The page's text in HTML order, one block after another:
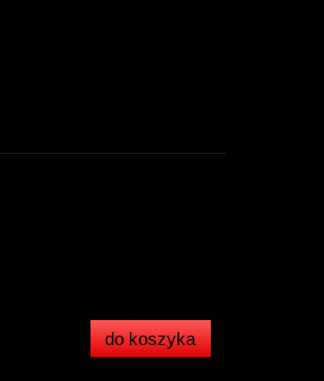
do koszyka